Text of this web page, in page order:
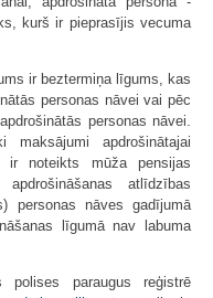
kurš ir pieprasījis vecuma
ir beztermiņa līgums, kas
personas nāvei vai pēc
personas nāvei.
maksājumi apdrošinātajai
ir noteikts mūža pensijas
atlīdzības
personas nāves gadījumā
līgumā nav labuma
polises paraugus reģistrē